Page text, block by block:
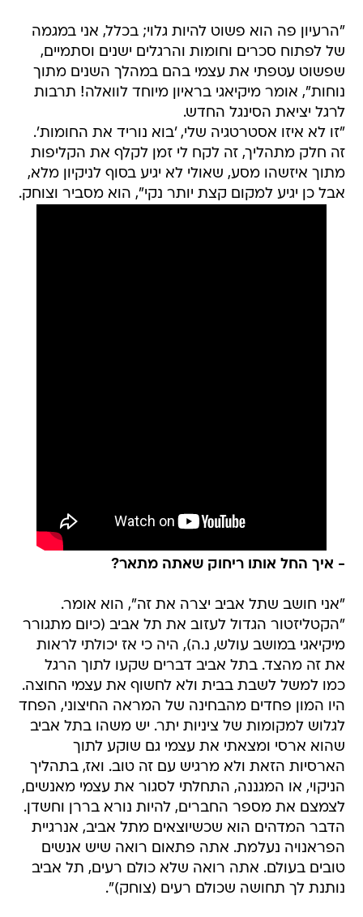
"הרעיון פה הוא פשוט להיות גלוי; בכלל, אני במגמה
של לפתוח סכרים וחומות והרגלים ישנים וסתמיים,
שפשוט עטפתי את עצמי בהם במהלך השנים מתוך
נוחות", אומר מיקיאגי בראיון מיוחד לוואלה! תרבות
לרגל יציאת הסינגל החדש.
"זו לא איזו אסטרטגיה שלי, 'בוא נוריד את החומות'.
זה חלק מתהליך, זה לקח לי זמן לקלף את הקליפות
מתוך איזשהו מסע, שאולי לא יגיע בסוף לניקיון מלא,
אבל כן יגיע למקום קצת יותר נקי", הוא מסביר וצוחק.
- איך החל אותו ריחוק שאתה מתאר?
"אני חושב שתל אביב יצרה את זה", הוא אומר.
"הקטליזטור הגדול לעזוב את תל אביב (כיום מתגורר
מיקיאגי במושב עולש, נ.ה), היה כי אז יכולתי לראות
את זה מהצד. בתל אביב דברים שקעו לתוך הרגל
כמו למשל לשבת בבית ולא לחשוף את עצמי החוצה.
היו המון פחדים מהבחינה של המראה החיצוני, הפחד
לגלוש למקומות של ציניות יתר. יש משהו בתל אביב
שהוא ארסי ומצאתי את עצמי גם שוקע לתוך
הארסיות הזאת ולא מרגיש עם זה טוב. ואז, בתהליך
הניקוי, או המגננה, התחלתי לסגור את עצמי מאנשים,
לצמצם את מספר החברים, להיות נורא בררן וחשדן.
הדבר המדהים הוא שכשיוצאים מתל אביב, אנרגיית
הפראנויה נעלמת. אתה פתאום רואה שיש אנשים
טובים בעולם. אתה רואה שלא כולם רעים, תל אביב
נותנת לך תחושה שכולם רעים (צוחק)".